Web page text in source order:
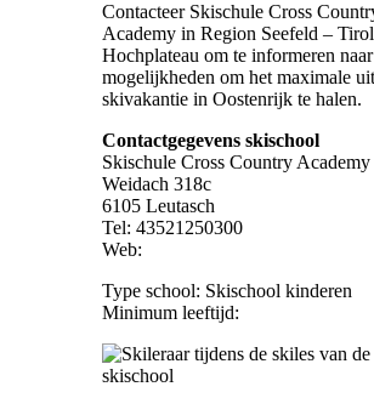
Contacteer Skischule Cross
Academy in Region Seefeld –
Hochplateau om te informeren
mogelijkheden om het maximale
skivakantie in Oostenrijk te halen.
Contactgegevens skischool
Skischule Cross Country Academy
Weidach 318c
6105 Leutasch
Tel: 43521250300
Web:
Type school: Skischool kinderen
Minimum leeftijd: